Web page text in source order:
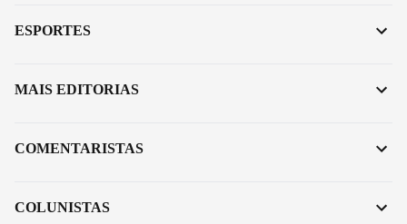
ESPORTES
MAIS EDITORIAS
COMENTARISTAS
COLUNISTAS